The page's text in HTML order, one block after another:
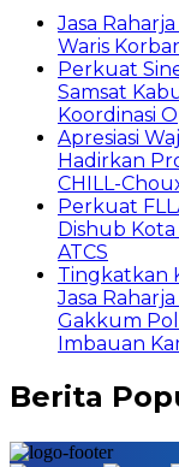
Jasa
Waris
Perkuat
Samsat
Koordinasi
Apresiasi
Hadirkan
CHILL-
Perkuat
Dishub
ATCS
Tingkatkan
Jasa
Gakkum
Imbauan
Berita